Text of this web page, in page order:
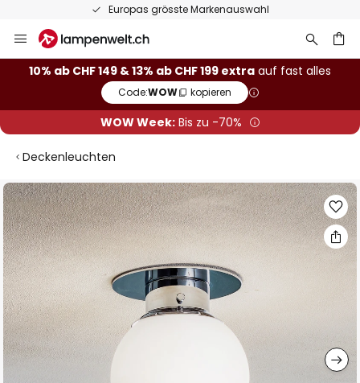
Europas grösste Markenauswahl
Inhalt
springen
10% ab CHF 149 & 13% ab CHF 199 extra auf fast alles
Code:WOW kopieren
WOW Week:Bis zu -70%
Deckenleuchten
Zum
Ende
der
Bildgalerie
springen